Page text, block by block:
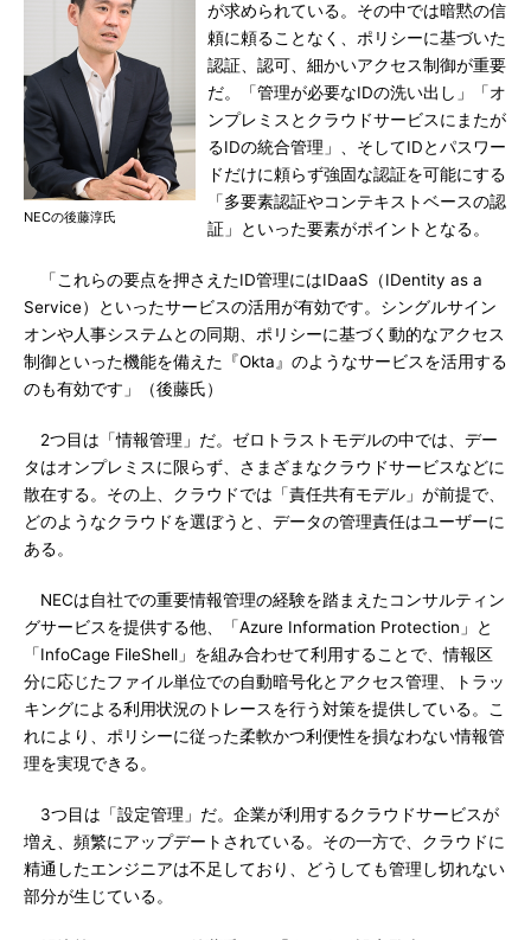
NECの後藤淳氏
が求められている。その中では暗黙の信
頼に頼ることなく、ポリシーに基づいた
認証、認可、細かいアクセス制御が重要
だ。「管理が必要なIDの洗い出し」「オ
ンプレミスとクラウドサービスにまたが
るIDの統合管理」、そしてIDとパスワー
ドだけに頼らず強固な認証を可能にする
「多要素認証やコンテキストベースの認
証」といった要素がポイントとなる。
「これらの要点を押さえたID管理にはIDaaS（IDentity as a
Service）といったサービスの活用が有効です。シングルサイン
オンや人事システムとの同期、ポリシーに基づく動的なアクセス
制御といった機能を備えた『Okta』のようなサービスを活用する
のも有効です」（後藤氏）
2つ目は「情報管理」だ。ゼロトラストモデルの中では、デー
タはオンプレミスに限らず、さまざまなクラウドサービスなどに
散在する。その上、クラウドでは「責任共有モデル」が前提で、
どのようなクラウドを選ぼうと、データの管理責任はユーザーに
ある。
NECは自社での重要情報管理の経験を踏まえたコンサルティン
グサービスを提供する他、「Azure Information Protection」と
「InfoCage FileShell」を組み合わせて利用することで、情報区
分に応じたファイル単位での自動暗号化とアクセス管理、トラッ
キングによる利用状況のトレースを行う対策を提供している。こ
れにより、ポリシーに従った柔軟かつ利便性を損なわない情報管
理を実現できる。
3つ目は「設定管理」だ。企業が利用するクラウドサービスが
増え、頻繁にアップデートされている。その一方で、クラウドに
精通したエンジニアは不足しており、どうしても管理し切れない
部分が生じている。